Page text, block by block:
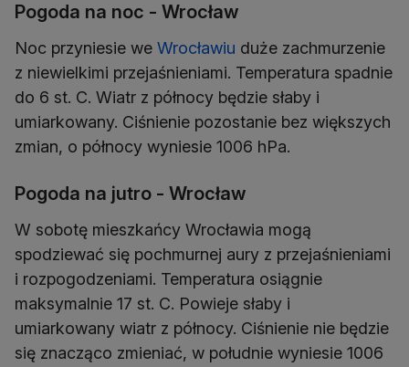
Pogoda na noc - Wrocław
Noc przyniesie we Wrocławiu duże zachmurzenie
z niewielkimi przejaśnieniami. Temperatura spadnie
do 6 st. C. Wiatr z północy będzie słaby i
umiarkowany. Ciśnienie pozostanie bez większych
zmian, o północy wyniesie 1006 hPa.
Pogoda na jutro - Wrocław
W sobotę mieszkańcy Wrocławia mogą
spodziewać się pochmurnej aury z przejaśnieniami
i rozpogodzeniami. Temperatura osiągnie
maksymalnie 17 st. C. Powieje słaby i
umiarkowany wiatr z północy. Ciśnienie nie będzie
się znacząco zmieniać, w południe wyniesie 1006